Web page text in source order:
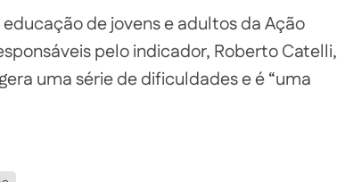
de jovens e adultos da Ação
pelo indicador, Roberto Catelli,
uma série de dificuldades e é “uma